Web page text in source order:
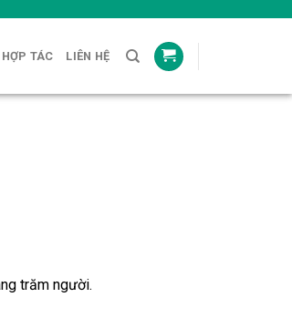
HỢP TÁC LIÊN HỆ
trăm người.